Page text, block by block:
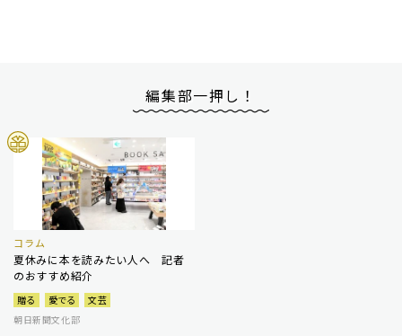
編集部一押し！
コラム
夏休みに本を読みたい人へ 記者
のおすすめ紹介
贈る 愛でる
文芸
朝日新聞文化部